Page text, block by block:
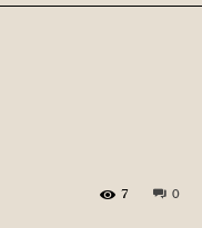
0
7